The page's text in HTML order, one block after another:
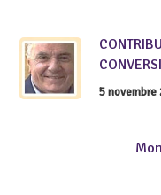
5 novembre